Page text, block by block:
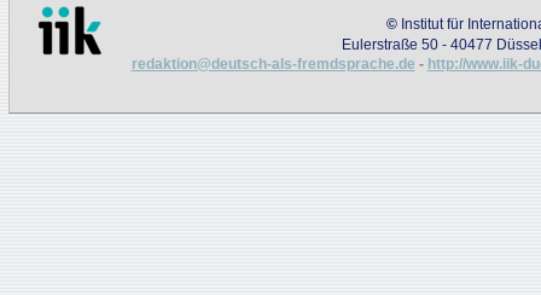
© Institut für
Eulerstraße 50 - 40477
redaktion@deutsch-als-fremdsprache.de - http://www.iik-